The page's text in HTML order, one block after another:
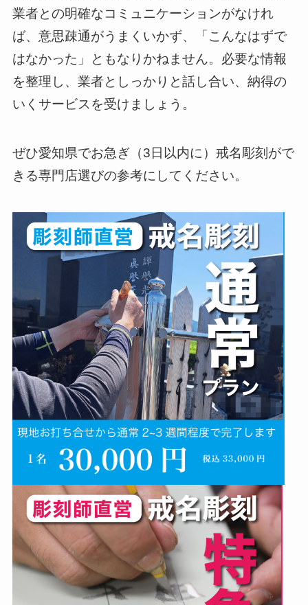
業者との明確なコミュニケーションがなけれ
ば、意思疎通がうまくいかず、「こんなはずで
はなかった」ともなりかねません。必要な情報
を整理し、業者としっかりと話し合い、納得の
いくサービスを受けましょう。
ぜひ愛知県でお急ぎ（3日以内に）戒名彫刻がで
きる専門店選びの参考にしてください。